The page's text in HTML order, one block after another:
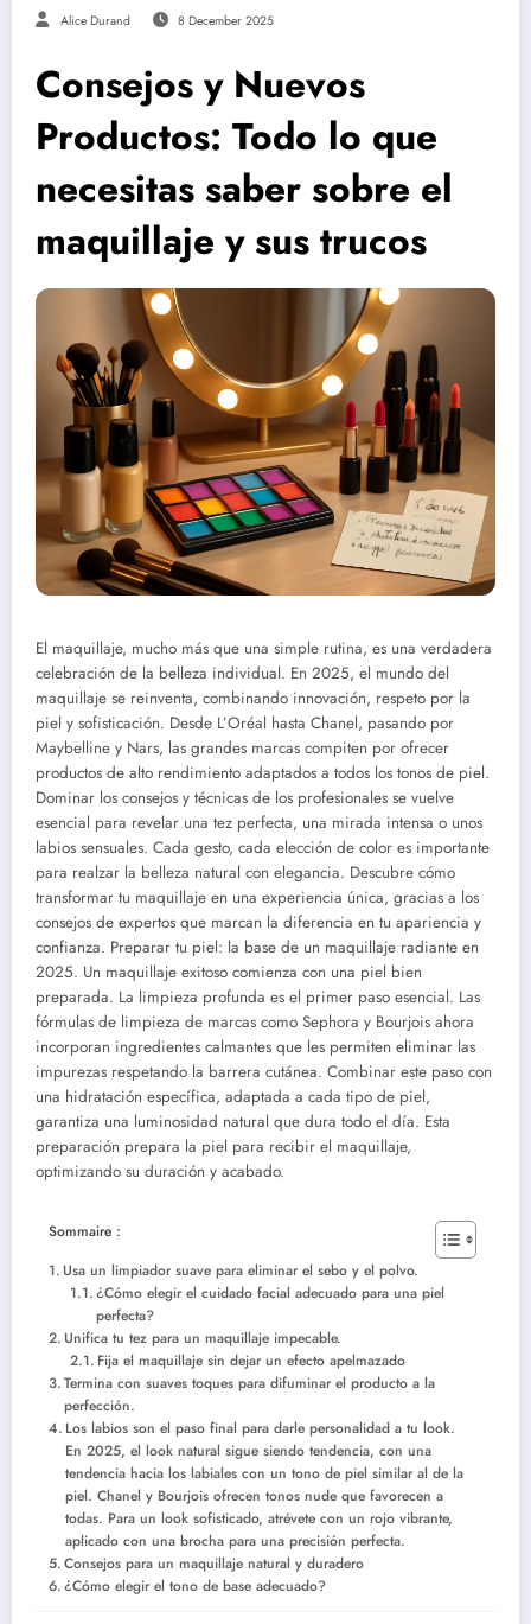
Alice Durand 8 December 2025
Consejos y Nuevos
Productos: Todo lo que
necesitas saber sobre el
maquillaje y sus trucos
El maquillaje, mucho más que una simple rutina, es una verdadera
celebración de la belleza individual. En 2025, el mundo del
maquillaje se reinventa, combinando innovación, respeto por la
piel y sofisticación. Desde L’Oréal hasta Chanel, pasando por
Maybelline y Nars, las grandes marcas compiten por ofrecer
productos de alto rendimiento adaptados a todos los tonos de piel.
Dominar los consejos y técnicas de los profesionales se vuelve
esencial para revelar una tez perfecta, una mirada intensa o unos
labios sensuales. Cada gesto, cada elección de color es importante
para realzar la belleza natural con elegancia. Descubre cómo
transformar tu maquillaje en una experiencia única, gracias a los
consejos de expertos que marcan la diferencia en tu apariencia y
confianza. Preparar tu piel: la base de un maquillaje radiante en
2025. Un maquillaje exitoso comienza con una piel bien
preparada. La limpieza profunda es el primer paso esencial. Las
fórmulas de limpieza de marcas como Sephora y Bourjois ahora
incorporan ingredientes calmantes que les permiten eliminar las
impurezas respetando la barrera cutánea. Combinar este paso con
una hidratación específica, adaptada a cada tipo de piel,
garantiza una luminosidad natural que dura todo el día. Esta
preparación prepara la piel para recibir el maquillaje,
optimizando su duración y acabado.
Sommaire :
Usa un limpiador suave para eliminar el sebo y el polvo.
¿Cómo elegir el cuidado facial adecuado para una piel
perfecta?
Unifica tu tez para un maquillaje impecable.
Fija el maquillaje sin dejar un efecto apelmazado
Termina con suaves toques para difuminar el producto a la
perfección.
Los labios son el paso final para darle personalidad a tu look.
En 2025, el look natural sigue siendo tendencia, con una
tendencia hacia los labiales con un tono de piel similar al de la
piel. Chanel y Bourjois ofrecen tonos nude que favorecen a
todas. Para un look sofisticado, atrévete con un rojo vibrante,
aplicado con una brocha para una precisión perfecta.
Consejos para un maquillaje natural y duradero
¿Cómo elegir el tono de base adecuado?